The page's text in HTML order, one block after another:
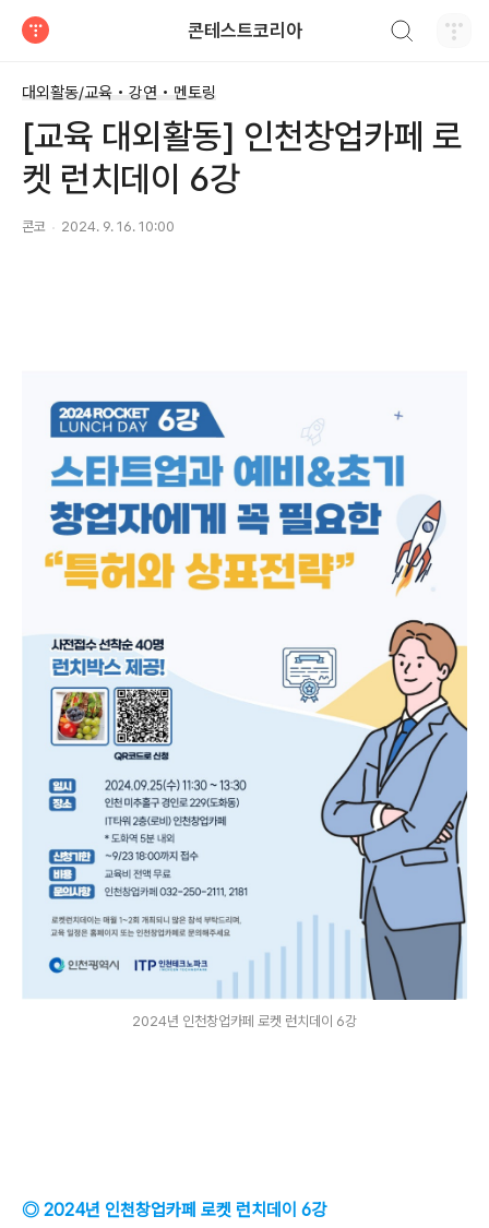
콘테스트코리아
대외활동/교육 • 강연 • 멘토링
[교육 대외활동] 인천창업카페 로
켓 런치데이 6강
콘코 2024. 9. 16. 10:00
2024년 인천창업카페 로켓 런치데이 6강
◎ 2024년 인천창업카페 로켓 런치데이 6강